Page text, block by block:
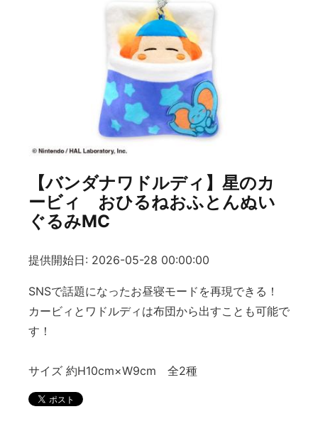
【バンダナワドルディ】星のカ
ービィ おひるねおふとんぬい
ぐるみMC
提供開始日: 2026-05-28 00:00:00
SNSで話題になったお昼寝モードを再現できる！
カービィとワドルディは布団から出すことも可能で
す！
サイズ 約H10cm×W9cm 全2種